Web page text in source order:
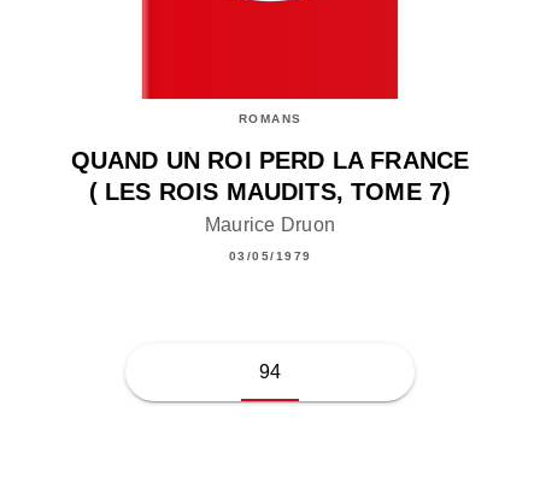
ROMANS
QUAND UN ROI PERD LA FRANCE
( LES ROIS MAUDITS, TOME 7)
Maurice Druon
03/05/1979
94